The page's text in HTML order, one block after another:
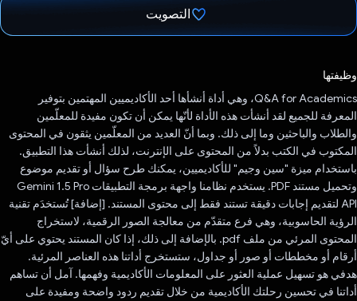
التصويت
وظيفتها
Q&A for Academics، وهي أداة أنشأها أحد الأكاديميين المهتمين بتوفير
المعرفة للجميع لقد أنشأت هذه الأداة لأنّها يمكن أن تكون مفيدة للمعلّمين
والطلاب والباحثين وما إلى ذلك. وبما أنّ العديد من المعلّمين يثقون في المحتوى
المكتوب في الكتب بدلاً من المحتوى على الإنترنت، لذلك أنشأت هذا التطبيق.
باستخدام ميزة "سين وجيم" للأكاديميين، يمكنك طرح سؤال أو تقديم موضوع
وتحميل مستند PDF. يستخدم نظامنا واجهة برمجة التطبيقات Gemini 1.5 Pro
API لتقديم إجابات دقيقة تستند فقط إلى محتوى المستند. [إضافة] تُستخدَم تقنية
الرؤية الحاسوبية، وهي فرع متقدّم من معالجة الصور الرقمية، لاستخراج
المحتوى المرئي من ملف pdf. بالإضافة إلى ذلك، إذا كان المستند يحتوي على أيّ
أرقام أو مخططات أو صور أو جداول، ستستخرج أداتنا هذه العناصر المرئية.
هدفي هو تسهيل عملية العثور على المعلومات الأكاديمية وفهمها. آمل أن تساهم
أداتنا في تحسين رحلتك الأكاديمية من خلال تقديم ردود واضحة ومفيدة على